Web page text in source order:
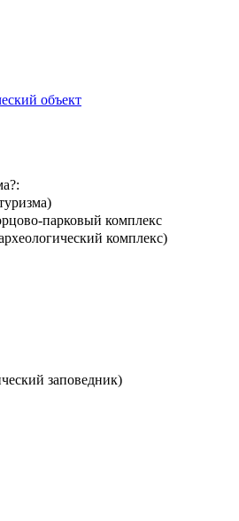
объект
парковый комплекс
комплекс)
заповедник)